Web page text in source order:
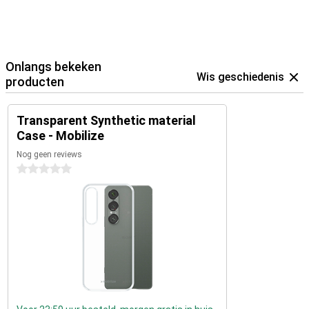
Onlangs bekeken
producten
Wis geschiedenis
Transparent Synthetic material
Case - Mobilize
Nog geen reviews
0 sterren